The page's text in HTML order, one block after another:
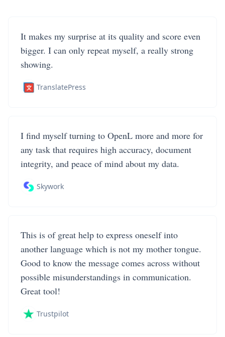
It makes my surprise at its quality and score even
bigger. I can only repeat myself, a really strong
showing.
TranslatePress
I find myself turning to OpenL more and more for
any task that requires high accuracy, document
integrity, and peace of mind about my data.
Skywork
This is of great help to express oneself into
another language which is not my mother tongue.
Good to know the message comes across without
possible misunderstandings in communication.
Great tool!
Trustpilot